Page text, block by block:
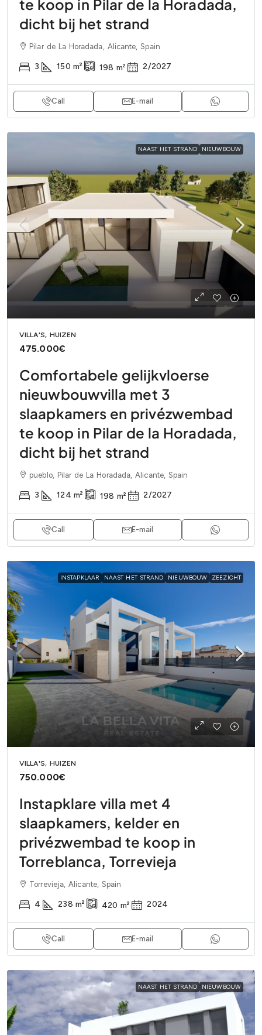
te koop in Pilar de la Horadada,
dicht bij het strand
Pilar de La Horadada, Alicante, Spain
3 150 m² 198 m² 2/2027
Call E-mail
NAAST HET STRAND NIEUWBOUW
VILLA'S, HUIZEN
475.000€
Comfortabele gelijkvloerse
nieuwbouwvilla met 3
slaapkamers en privézwembad
te koop in Pilar de la Horadada,
dicht bij het strand
pueblo, Pilar de La Horadada, Alicante, Spain
3 124 m² 198 m² 2/2027
Call E-mail
INSTAPKLAAR NAAST HET STRAND NIEUWBOUW ZEEZICHT
VILLA'S, HUIZEN
750.000€
Instapklare villa met 4
slaapkamers, kelder en
privézwembad te koop in
Torreblanca, Torrevieja
Torrevieja, Alicante, Spain
4 238 m² 420 m² 2024
Call E-mail
NAAST HET STRAND NIEUWBOUW